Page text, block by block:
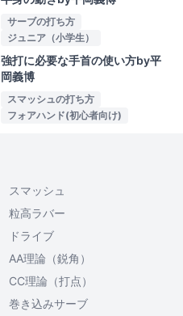
サーブの打ち方
ジュニア（小学生）
強打に必要な手首の使い方by平
岡義博
スマッシュの打ち方
フォアハンド(初心者向け)
スマッシュ
粒高ラバー
ドライブ
AA理論（鋭角）
CC理論（打点）
巻き込みサーブ